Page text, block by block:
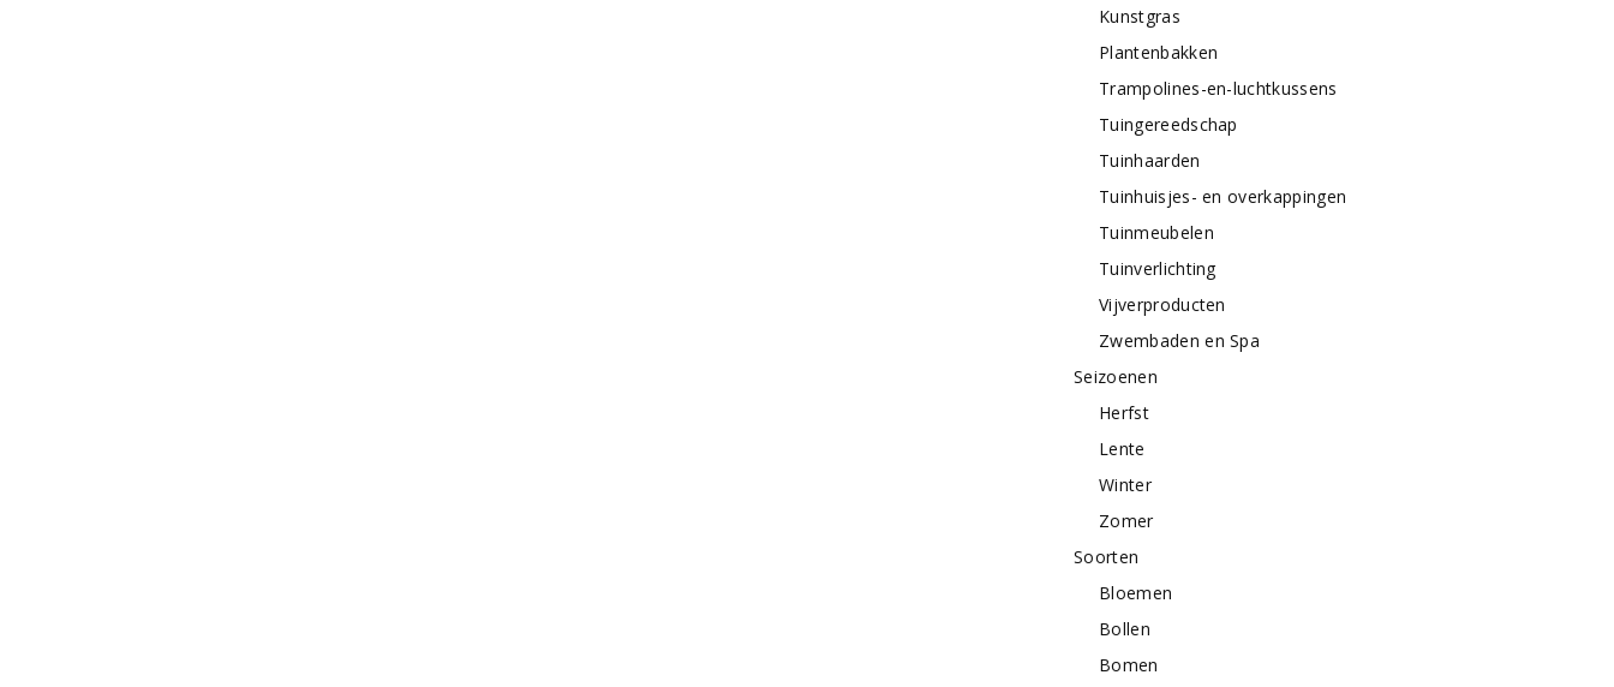
Kunstgras
Plantenbakken
Trampolines-en-luchtkussens
Tuingereedschap
Tuinhaarden
Tuinhuisjes- en overkappingen
Tuinmeubelen
Tuinverlichting
Vijverproducten
Zwembaden en Spa
Seizoenen
Herfst
Lente
Winter
Zomer
Soorten
Bloemen
Bollen
Bomen